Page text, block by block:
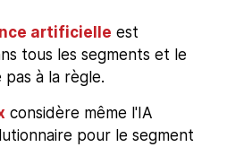
artificielle est
tous les segments et le
à la règle.
considère même l'IA
pour le segment